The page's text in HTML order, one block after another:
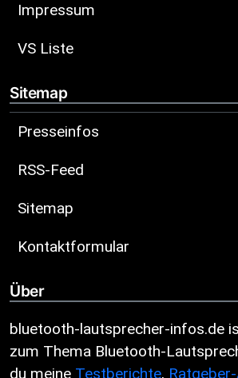
Impressum
VS Liste
Sitemap
Presseinfos
RSS-Feed
Sitemap
Kontaktformular
Über
bluetooth-lautsprecher-infos.de
zum Thema Bluetooth-
du meine Testberichte,